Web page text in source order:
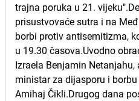
trajna poruka u 21.
prisustvovaće sutra i na
borbi protiv antisemitizma,
u 19.30 časova.Uvodno
Izraela Benjamin
ministar za dijasporu i
Amihaj Čikli.Drugog dana